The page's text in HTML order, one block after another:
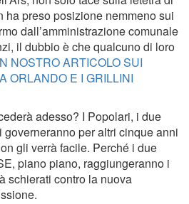
ha preso posizione nemmeno sui
dall’amministrazione comunale
il dubbio è che qualcuno di loro
NOSTRO ARTICOLO SUI
ORLANDO E I GRILLINI
adesso? I Popolari, i due
per altri cinque anni
gli verrà facile. Perché i due
piano piano, raggiungeranno i
schierati contro la nuova